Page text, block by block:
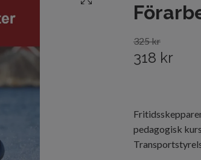
325 kr
318 kr
pedagogisk